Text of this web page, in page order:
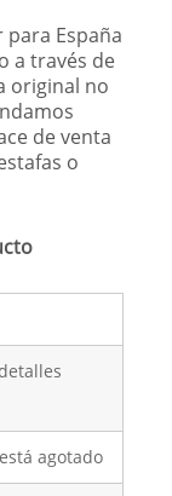
España
a través de
original no
de venta
o
agotado